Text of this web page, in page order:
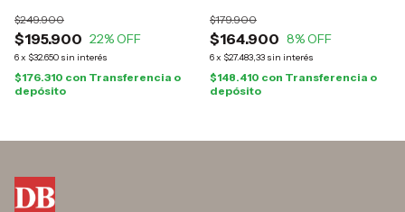
$195.900
$249.900
22% OFF
6x $32.650 sin interés
$176.310 con Transferencia o
depósito
$164.900
$179.900
8% OFF
6x $27.483,33 sin interés
$148.410 con Transferencia o
depósito